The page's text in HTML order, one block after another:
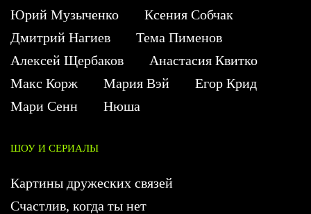
Юрий Музыченко
Ксения Собчак
Дмитрий Нагиев
Тема Пименов
Алексей Щербаков
Анастасия Квитко
Макс Корж
Мария Вэй
Егор Крид
Мари Сенн
Нюша
ШОУ И СЕРИАЛЫ
Картины дружеских связей
Счастлив, когда ты нет